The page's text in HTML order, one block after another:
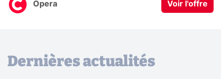
Opera Voir l'offre
Dernières actualités